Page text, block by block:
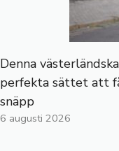
Denna
perfekta sättet att
snäpp
6 augusti 2026